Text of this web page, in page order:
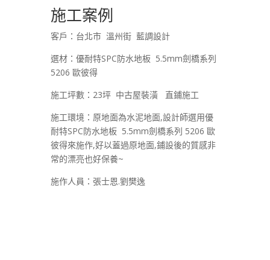
施工案例
客戶：台北市 溫州街 藍調設計
選材：優耐特SPC防水地板 5.5mm劍橋系列
5206 歐彼得
施工坪數：23坪 中古屋裝潢 直鋪施工
施工環境：原地面為水泥地面,設計師選用優
耐特SPC防水地板 5.5mm劍橋系列 5206 歐
彼得來施作,好以蓋過原地面,鋪設後的質感非
常的漂亮也好保養~
施作人員：張士恩.劉樊逸